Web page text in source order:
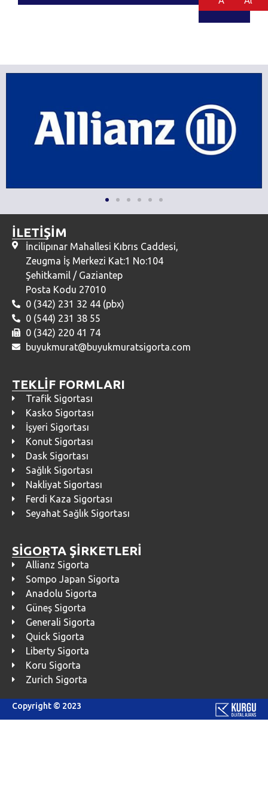
İLETİŞİM
İncilipınar Mahallesi Kıbrıs Caddesi,
Zeugma İş Merkezi Kat:1 No:104
Şehitkamil / Gaziantep
Posta Kodu 27010
0 (342) 231 32 44 (pbx)
0 (544) 231 38 55
0 (342) 220 41 74
buyukmurat@buyukmuratsigorta.com
TEKLİF FORMLARI
Trafik Sigortası
Kasko Sigortası
İşyeri Sigortası
Konut Sigortası
Dask Sigortası
Sağlık Sigortası
Nakliyat Sigortası
Ferdi Kaza Sigortası
Seyahat Sağlık Sigortası
SİGORTA ŞİRKETLERİ
Allianz Sigorta
Sompo Japan Sigorta
Anadolu Sigorta
Güneş Sigorta
Generali Sigorta
Quick Sigorta
Liberty Sigorta
Koru Sigorta
Zurich Sigorta
Copyright © 2023